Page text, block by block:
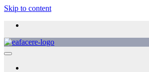
Skip to content